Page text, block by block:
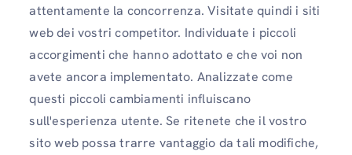
attentamente la concorrenza. Visitate quindi i siti
web dei vostri competitor. Individuate i piccoli
accorgimenti che hanno adottato e che voi non
avete ancora implementato. Analizzate come
questi piccoli cambiamenti influiscano
sull'esperienza utente. Se ritenete che il vostro
sito web possa trarre vantaggio da tali modifiche,